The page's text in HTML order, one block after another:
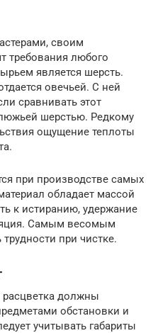
своим
требования любого
является шерсть.
овечьей. С ней
сравнивать этот
шерстью. Редкому
ощущение теплоты
при производстве самых
обладает массой
к истиранию, удержание
Самым весомым
при чистке.
расцветка должны
обстановки и
учитывать габариты